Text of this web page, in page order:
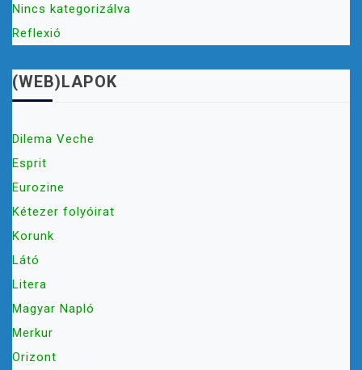
Nincs kategorizálva
Reflexió
(WEB)LAPOK
Dilema Veche
Esprit
Eurozine
Kétezer folyóirat
Korunk
Látó
Litera
Magyar Napló
Merkur
Orizont